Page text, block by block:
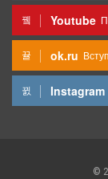
Youtube
ok.ru
Instagram
©